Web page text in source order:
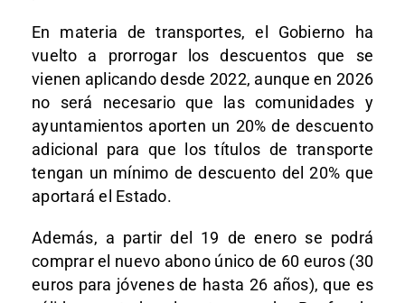
En materia de transportes, el Gobierno ha
vuelto a prorrogar los descuentos que se
vienen aplicando desde 2022, aunque en 2026
no será necesario que las comunidades y
ayuntamientos aporten un 20% de descuento
adicional para que los títulos de transporte
tengan un mínimo de descuento del 20% que
aportará el Estado.
Además, a partir del 19 de enero se podrá
comprar el nuevo abono único de 60 euros (30
euros para jóvenes de hasta 26 años), que es